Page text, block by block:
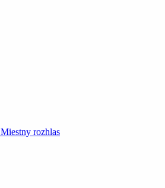
Miestny rozhlas